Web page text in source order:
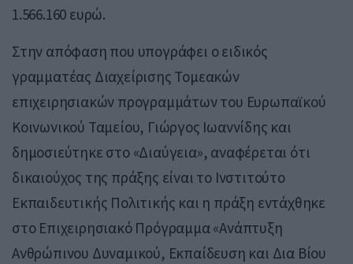
1.566.160 ευρώ.
Στην απόφαση που υπογράφει ο ειδικός
γραμματέας Διαχείρισης Τομεακών
επιχειρησιακών προγραμμάτων του Ευρωπαϊκού
Κοινωνικού Ταμείου, Γιώργος Ιωαννίδης και
δημοσιεύτηκε στο «Διαύγεια», αναφέρεται ότι
δικαιούχος της πράξης είναι το Ινστιτούτο
Εκπαιδευτικής Πολιτικής και η πράξη εντάχθηκε
στο Επιχειρησιακό Πρόγραμμα «Ανάπτυξη
Ανθρώπινου Δυναμικού, Εκπαίδευση και Δια Βίου